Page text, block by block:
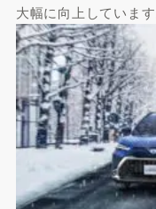
大幅に向上しています